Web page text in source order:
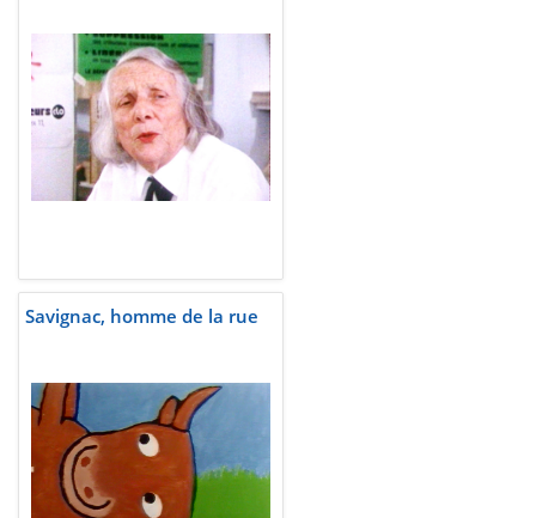
Savignac, homme de la rue